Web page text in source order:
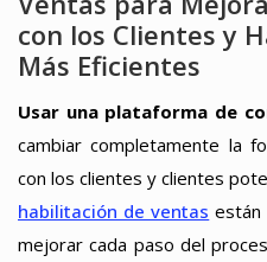
con los Clientes y
Más Eficientes
Usar una plataforma de
cambiar completamente la
con los clientes y clientes
habilitación de ventas están
mejorar cada paso del